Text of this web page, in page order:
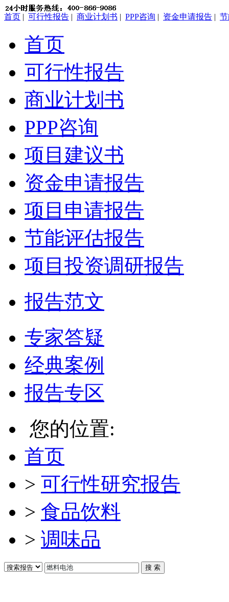
首页 | 可行性报告 | 商业计划书 | PPP咨询 | 资金申请报告 |
首页
可行性报告
商业计划书
PPP咨询
项目建议书
资金申请报告
项目申请报告
节能评估报告
项目投资调研报告
报告范文
专家答疑
经典案例
报告专区
您的位置:
首页
> 可行性研究报告
> 食品饮料
> 调味品